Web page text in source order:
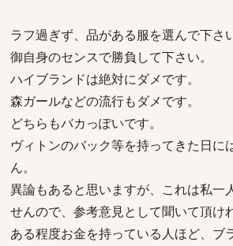
ラフ過ぎず、品がある服を選んで下さい
御自身のセンスで勝負して下さい。
ハイブランドは絶対にダメです。
森ガールなどの流行もダメです。
どちらもバカっぽいです。
ヴィトンのバック等を持ってきた日に
ん。
異論もあると思いますが、これは私一
せんので、参考意見として聞いて頂け
ある程度お金を持っている人ほど、ブ